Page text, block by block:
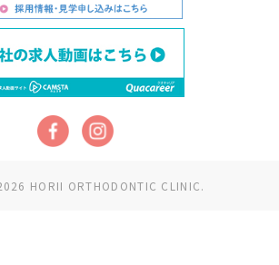
HORII ORTHODONTIC CLINIC.